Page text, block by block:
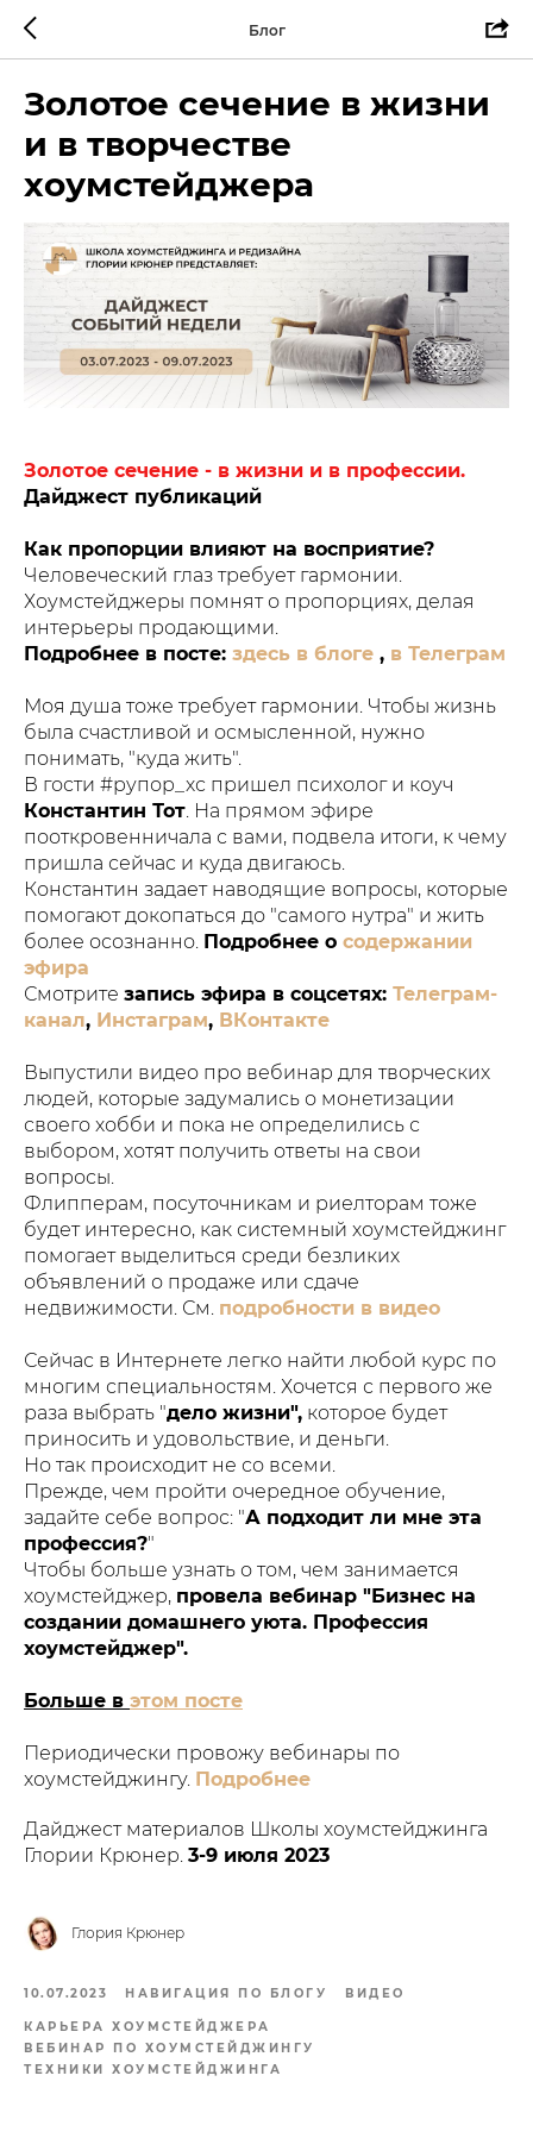
Блог
Золотое сечение в жизни
и в творчестве
хоумстейджера
Золотое сечение - в жизни и в профессии.
Дайджест публикаций
Как пропорции влияют на восприятие?
Человеческий глаз требует гармонии.
Хоумстейджеры помнят о пропорциях, делая
интерьеры продающими.
Подробнее в посте: здесь в блоге , в Телеграм
Моя душа тоже требует гармонии. Чтобы жизнь
была счастливой и осмысленной, нужно
понимать, "куда жить".
В гости #рупор_хс пришел психолог и коуч
Константин Тот. На прямом эфире
пооткровенничала с вами, подвела итоги, к чему
пришла сейчас и куда двигаюсь.
Константин задает наводящие вопросы, которые
помогают докопаться до "самого нутра" и жить
более осознанно. Подробнее о содержании
эфира
Смотрите запись эфира в соцсетях: Телеграм-
канал, Инстаграм, ВКонтакте
Выпустили видео про вебинар для творческих
людей, которые задумались о монетизации
своего хобби и пока не определились с
выбором, хотят получить ответы на свои
вопросы.
Флипперам, посуточникам и риелторам тоже
будет интересно, как системный хоумстейджинг
помогает выделиться среди безликих
объявлений о продаже или сдаче
недвижимости. См. подробности в видео
Сейчас в Интернете легко найти любой курс по
многим специальностям. Хочется с первого же
раза выбрать "дело жизни", которое будет
приносить и удовольствие, и деньги.
Но так происходит не со всеми.
Прежде, чем пройти очередное обучение,
задайте себе вопрос: "А подходит ли мне эта
профессия?"
Чтобы больше узнать о том, чем занимается
хоумстейджер, провела вебинар "Бизнес на
создании домашнего уюта. Профессия
хоумстейджер".
Больше в этом посте
Периодически провожу вебинары по
хоумстейджингу. Подробнее
Дайджест материалов Школы хоумстейджинга
Глории Крюнер. 3-9 июля 2023
Глория Крюнер
10.07.2023 НАВИГАЦИЯ ПО БЛОГУ ВИДЕО
КАРЬЕРА ХОУМСТЕЙДЖЕРА
ВЕБИНАР ПО ХОУМСТЕЙДЖИНГУ
ТЕХНИКИ ХОУМСТЕЙДЖИНГА